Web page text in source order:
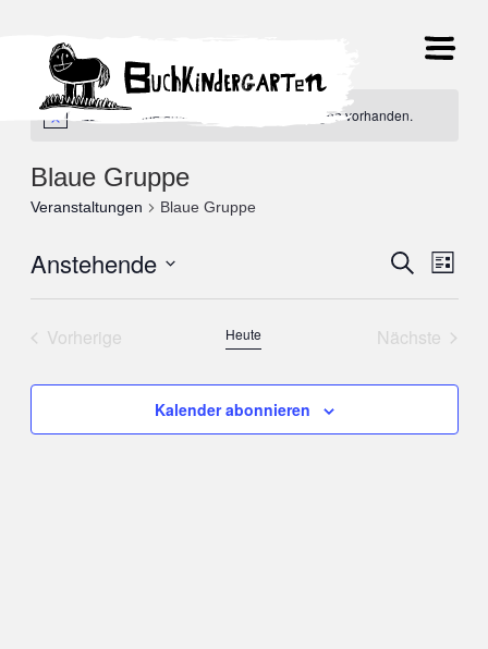
Es sind keine anstehenden Veranstaltungen vorhanden.
Blaue Gruppe
Veranstaltungen Blaue Gruppe
Suche
und
Suche
Liste
Anstehende
Vorherige
Heute
Nächste
Kalender abonnieren